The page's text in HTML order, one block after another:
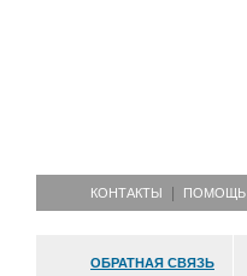
КОНТАКТЫ ПОМОЩЬ
ОБРАТНАЯ СВЯЗЬ